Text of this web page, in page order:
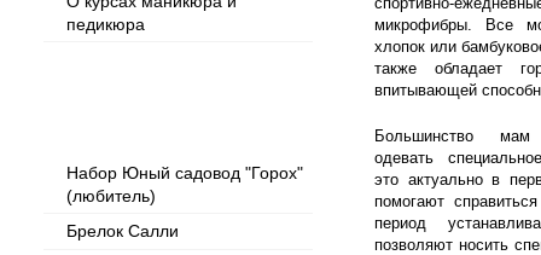
педикюра
Набор Юный садовод "Горох"
(любитель)
Брелок Салли
микрофибры. Все
хлопок или
также обладает
впитывающей
Большинство мам
одевать
это актуально в
помогают
период
позволяют носить